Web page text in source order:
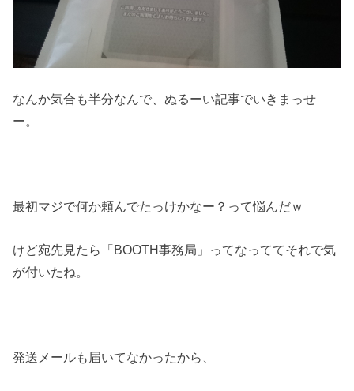
なんか気合も半分なんで、ぬるーい記事でいきまっせ
ー。
最初マジで何か頼んでたっけかなー？って悩んだｗ
けど宛先見たら「BOOTH事務局」ってなっててそれで気
が付いたね。
発送メールも届いてなかったから、